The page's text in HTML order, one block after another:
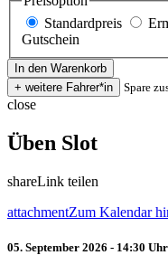
Standardpreis
Gutschein
Spare
close
Üben Slot
shareLink teilen
attachmentZum Kalendar
05. September 2026 - 14:30